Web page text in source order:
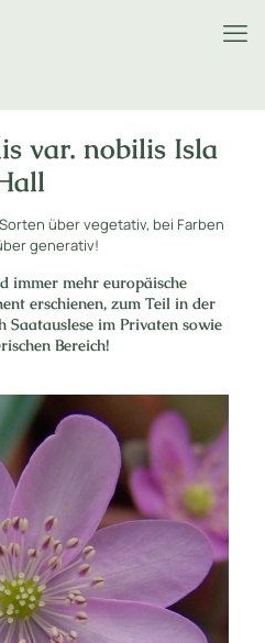
var. nobilis Isla
über vegetativ, bei Farben
generativ!
immer mehr europäische
erschienen, zum Teil in der
Saatauslese im Privaten sowie
Bereich!